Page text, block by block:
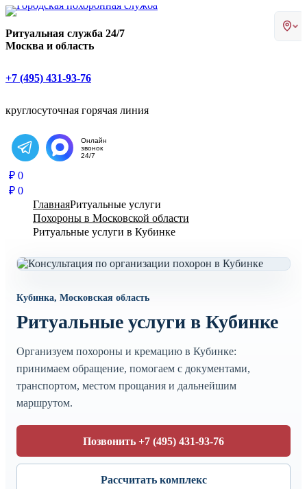
Ритуальная служба 24/7
Москва и область
+7 (495) 431-93-76
круглосуточная горячая линия
Написать в Telegram
Онлайн
звонок
24/7
₽ 0
₽ 0
ГлавнаяРитуальные услуги
Похороны в Московской области
Ритуальные услуги в Кубинке
Кубинка, Московская область
Ритуальные услуги в Кубинке
Организуем похороны и кремацию в Кубинке:
принимаем обращение, помогаем с документами,
транспортом, местом прощания и дальнейшим
маршрутом.
Позвонить +7 (495) 431-93-76
Рассчитать комплекс